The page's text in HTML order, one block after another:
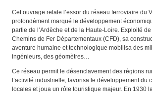
Cet ouvrage relate l’essor du réseau ferroviaire du
profondément marqué le développement
partie de l’Ardèche et de la Haute-Loire. Exploité
Chemins de Fer Départementaux (CFD), sa
aventure humaine et technologique mobilisa des
ingénieurs, des géomètres…
Ce réseau permit le désenclavement des régions
l’activité industrielle, favorisa le développement du
locales et joua un rôle touristique majeur. En 1930